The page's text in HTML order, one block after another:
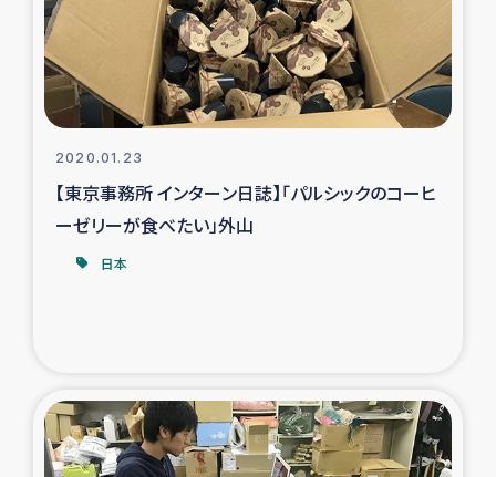
スリランカの南北女性をつなぐサリー・リサイクル・プロ
ジェクト
復興支援事業
女性グループPIFWANITAによる食品加工事業
国内避難民への物資配付および教育支援
ミャンマー緊急支援
2020.01.23
【東京事務所 インターン日誌】「パルシックのコーヒ
ーゼリーが食べたい」外山
日本